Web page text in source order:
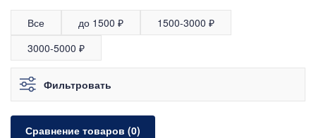
Все до 1500 ₽
1500-3000 ₽
3000-5000 ₽
Фильтровать
Сравнение товаров (0)